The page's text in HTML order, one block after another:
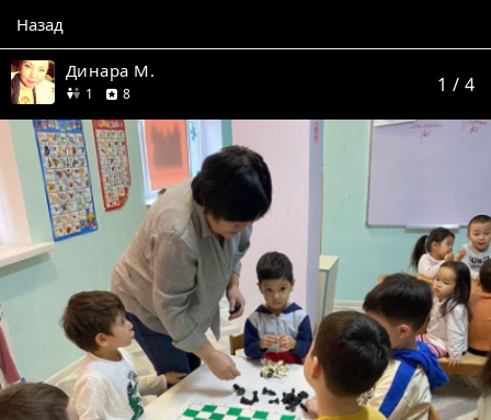
Назад
Динара М.
1 друг 8отзывов 1 / 4